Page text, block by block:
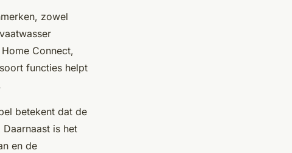
zowel
Connect,
functies helpt
betekent dat de
is het
en de